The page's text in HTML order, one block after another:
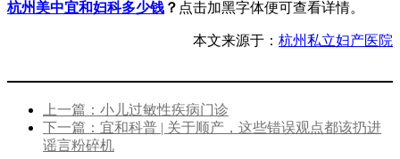
杭州美中宜和妇科多少钱 ？ 点击加黑字体便可查看详情。
本文来源于： 杭州私立妇产医院
上一篇：小儿过敏性疾病门诊
下一篇：宜和科普 | 关于顺产，这些错误观点都该扔进
谣言粉碎机